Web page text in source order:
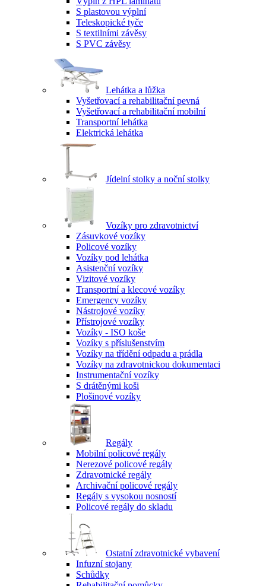
S plastovou výplní
Teleskopické tyče
S textilními závěsy
S PVC závěsy
Lehátka a lůžka
Vyšetřovací a rehabilitační pevná
Vyšetřovací a rehabilitační mobilní
Transportní lehátka
Elektrická lehátka
Jídelní stolky a noční stolky
Vozíky pro zdravotnictví
Zásuvkové vozíky
Policové vozíky
Vozíky pod lehátka
Asistenční vozíky
Vizitové vozíky
Transportní a klecové vozíky
Emergency vozíky
Nástrojové vozíky
Přístrojové vozíky
Vozíky - ISO koše
Vozíky s příslušenstvím
Vozíky na třídění odpadu a prádla
Vozíky na zdravotnickou dokumentaci
Instrumentační vozíky
S drátěnými koši
Plošinové vozíky
Regály
Mobilní policové regály
Nerezové policové regály
Zdravotnické regály
Archivační policové regály
Regály s vysokou nosností
Policové regály do skladu
Ostatní zdravotnické vybavení
Infuzní stojany
Schůdky